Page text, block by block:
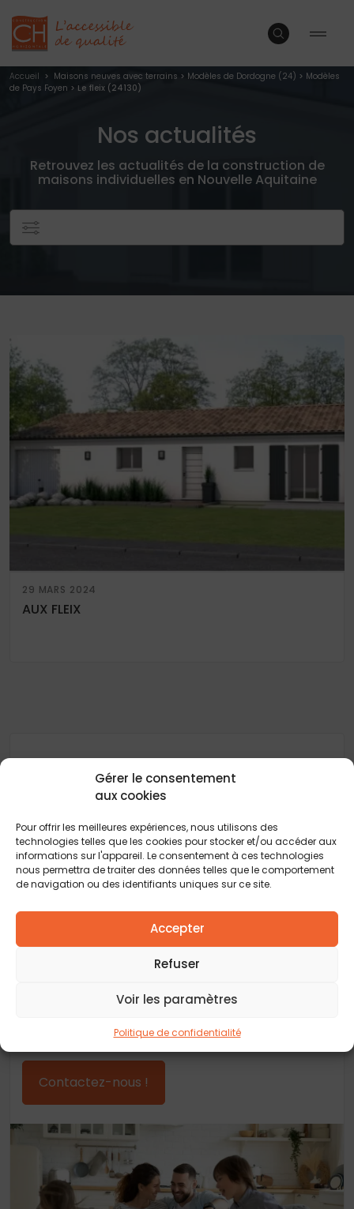
Gérer le consentement
aux cookies
Pour offrir les meilleures expériences, nous utilisons des
technologies telles que les cookies pour stocker et/ou accéder aux
informations sur l'appareil. Le consentement à ces technologies
nous permettra de traiter des données telles que le comportement
de navigation ou des identifiants uniques sur ce site.
Accepter
Refuser
Voir les paramètres
Politique de confidentialité
Accueil > Maisons neuves avec terrains > Modèles de Dordogne (24) > Modèles
de Pays Foyen > Le fleix (24130)
Nos actualités
Retrouvez les actualités de la construction de
maisons individuelles en Nouvelle Aquitaine
29 MARS 2024
AUX FLEIX
Délais, prix et aide au choix pour la construction
de maisons : Retrouvez tous les conseils et
neuvepour vous guider à chaque étape de votre
projet immobilier. Explorez toutes les réponses
pour transformer votre rêve de maison
individuelle en réalité.
construire votre maison ?
Rencontrons-nous autour d’un café et discutons
sur votre projet de construction !
Contactez-nous !